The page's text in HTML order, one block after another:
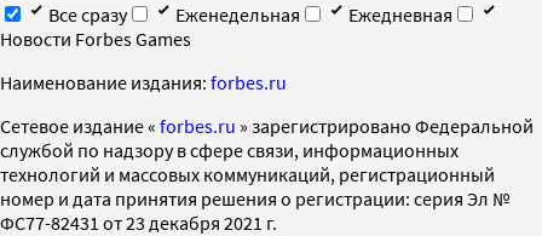
Все сразу
Еженедельная
Ежедневная
Новости Forbes Games
Наименование издания: forbes.ru
Cетевое издание « forbes.ru » зарегистрировано Федеральной
службой по надзору в сфере связи, информационных
технологий и массовых коммуникаций, регистрационный
номер и дата принятия решения о регистрации: серия Эл №
ФС77-82431 от 23 декабря 2021 г.